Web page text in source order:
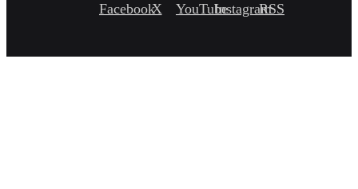
FacebookX YouTubeInstagramRSS